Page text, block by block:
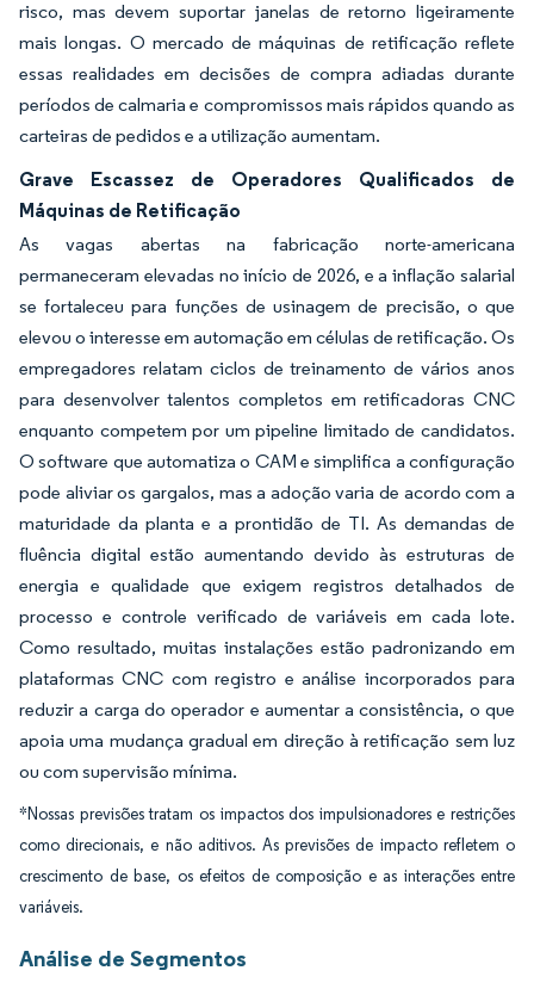
risco, mas devem suportar janelas de retorno ligeiramente
mais longas. O mercado de máquinas de retificação reflete
essas realidades em decisões de compra adiadas durante
períodos de calmaria e compromissos mais rápidos quando as
carteiras de pedidos e a utilização aumentam.
Grave Escassez de Operadores Qualificados de
Máquinas de Retificação
As vagas abertas na fabricação norte-americana
permaneceram elevadas no início de 2026, e a inflação salarial
se fortaleceu para funções de usinagem de precisão, o que
elevou o interesse em automação em células de retificação. Os
empregadores relatam ciclos de treinamento de vários anos
para desenvolver talentos completos em retificadoras CNC
enquanto competem por um pipeline limitado de candidatos.
O software que automatiza o CAM e simplifica a configuração
pode aliviar os gargalos, mas a adoção varia de acordo com a
maturidade da planta e a prontidão de TI. As demandas de
fluência digital estão aumentando devido às estruturas de
energia e qualidade que exigem registros detalhados de
processo e controle verificado de variáveis em cada lote.
Como resultado, muitas instalações estão padronizando em
plataformas CNC com registro e análise incorporados para
reduzir a carga do operador e aumentar a consistência, o que
apoia uma mudança gradual em direção à retificação sem luz
ou com supervisão mínima.
*Nossas previsões tratam os impactos dos impulsionadores e restrições
como direcionais, e não aditivos. As previsões de impacto refletem o
crescimento de base, os efeitos de composição e as interações entre
variáveis.
Análise de Segmentos